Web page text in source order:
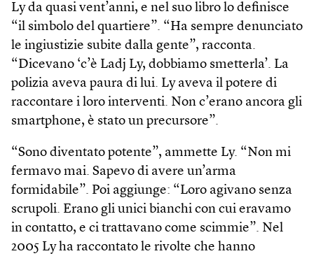
Ly da quasi vent’anni, e nel suo libro lo definisce
“il simbolo del quartiere”. “Ha sempre denunciato
le ingiustizie subite dalla gente”, racconta.
“Dicevano ‘c’è Ladj Ly, dobbiamo smetterla’. La
polizia aveva paura di lui. Ly aveva il potere di
raccontare i loro interventi. Non c’erano ancora gli
smartphone, è stato un precursore”.
“Sono diventato potente”, ammette Ly. “Non mi
fermavo mai. Sapevo di avere un’arma
formidabile”. Poi aggiunge: “Loro agivano senza
scrupoli. Erano gli unici bianchi con cui eravamo
in contatto, e ci trattavano come scimmie”. Nel
2005 Ly ha raccontato le rivolte che hanno